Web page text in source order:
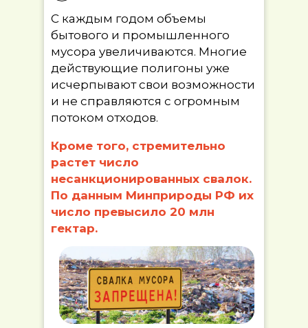
С каждым годом объемы
бытового и промышленного
мусора увеличиваются. Многие
действующие полигоны уже
исчерпывают свои возможности
и не справляются с огромным
потоком отходов.
Кроме того, стремительно
растет число
несанкционированных свалок.
По данным Минприроды РФ их
число превысило 20 млн
гектар.